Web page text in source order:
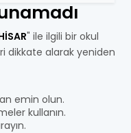
" ile ilgili bir okul
dikkate alarak yeniden
emin olun.
kullanın.